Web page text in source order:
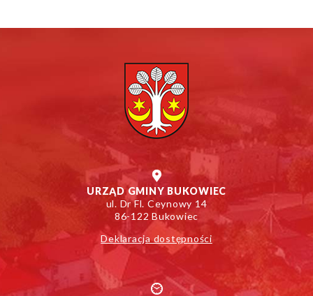
URZĄD GMINY BUKOWIEC
ul. Dr Fl. Ceynowy 14
86-122 Bukowiec
Deklaracja dostępności